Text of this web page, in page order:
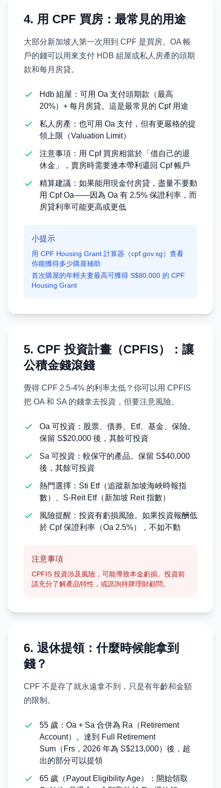
4. 用 CPF 買房：最常見的用途
大部分新加坡人第一次用到 CPF 是買房。OA 帳
戶的錢可以用來支付 HDB 組屋或私人房產的頭期
款和每月房貸。
Hdb 組屋：可用 Oa 支付頭期款（最高
20%）+ 每月房貸。這是最常見的 Cpf 用途
私人房產：也可用 Oa 支付，但有更嚴格的提
領上限（Valuation Limit）
注意事項：用 Cpf 買房相當於「借自己的退
休金」，賣房時需要連本帶利還回 Cpf 帳戶
精算建議：如果能用現金付房貸，盡量不要動
用 Cpf Oa——因為 Oa 有 2.5% 保證利率，而
房貸利率可能更高或更低
小提示
用 CPF Housing Grant 計算器（cpf.gov.sg）查看
你能獲得多少購屋補助
首次購屋的年輕夫妻最高可獲得 S$80,000 的 CPF
Housing Grant
5. CPF 投資計畫（CPFIS）：讓
公積金錢滾錢
覺得 CPF 2.5-4% 的利率太低？你可以用 CPFIS
把 OA 和 SA 的錢拿去投資，但要注意風險。
Oa 可投資：股票、債券、Etf、基金、保險。
保留 S$20,000 後，其餘可投資
Sa 可投資：較保守的產品。保留 S$40,000
後，其餘可投資
熱門選擇：Sti Etf（追蹤新加坡海峽時報指
數）、S-Reit Etf（新加坡 Reit 指數）
風險提醒：投資有虧損風險。如果投資報酬低
於 Cpf 保證利率（Oa 2.5%），不如不動
注意事項
CPFIS 投資涉及風險，可能導致本金虧損。投資前
請充分了解產品特性，或諮詢持牌理財顧問。
6. 退休提領：什麼時候能拿到
錢？
CPF 不是存了就永遠拿不到，只是有年齡和金額
的限制。
55 歲：Oa + Sa 合併為 Ra（Retirement
Account）。達到 Full Retirement
Sum（Frs，2026 年為 S$213,000）後，超
出的部分可以提領
65 歲（Payout Eligibility Age）：開始領取